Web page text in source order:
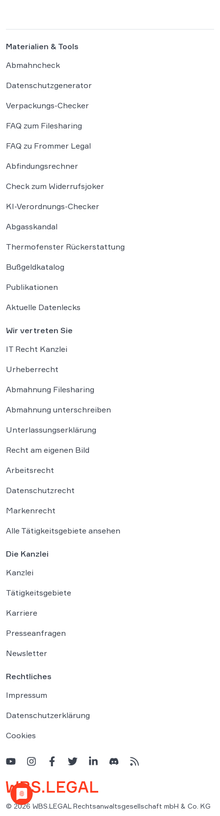
Materialien & Tools
Abmahncheck
Datenschutzgenerator
Verpackungs-Checker
FAQ zum Filesharing
FAQ zu Frommer Legal
Abfindungsrechner
Check zum Widerrufsjoker
KI-Verordnungs-Checker
Abgasskandal
Thermofenster Rückerstattung
Bußgeldkatalog
Publikationen
Aktuelle Datenlecks
Wir vertreten Sie
IT Recht Kanzlei
Urheberrecht
Abmahnung Filesharing
Abmahnung unterschreiben
Unterlassungserklärung
Recht am eigenen Bild
Arbeitsrecht
Datenschutzrecht
Markenrecht
Alle Tätigkeitsgebiete ansehen
Die Kanzlei
Kanzlei
Tätigkeitsgebiete
Karriere
Presseanfragen
Newsletter
Rechtliches
Impressum
Datenschutzerklärung
Cookies
© 2026 WBS.LEGAL Rechtsanwaltsgesellschaft mbH & Co. KG